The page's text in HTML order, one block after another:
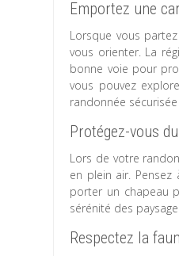
Emportez une
Lorsque vous
vous orienter. La
bonne voie pour
vous pouvez
randonnée
Protégez-vous
Lors de votre
en plein air.
porter un chapeau
sérénité des
Respectez la